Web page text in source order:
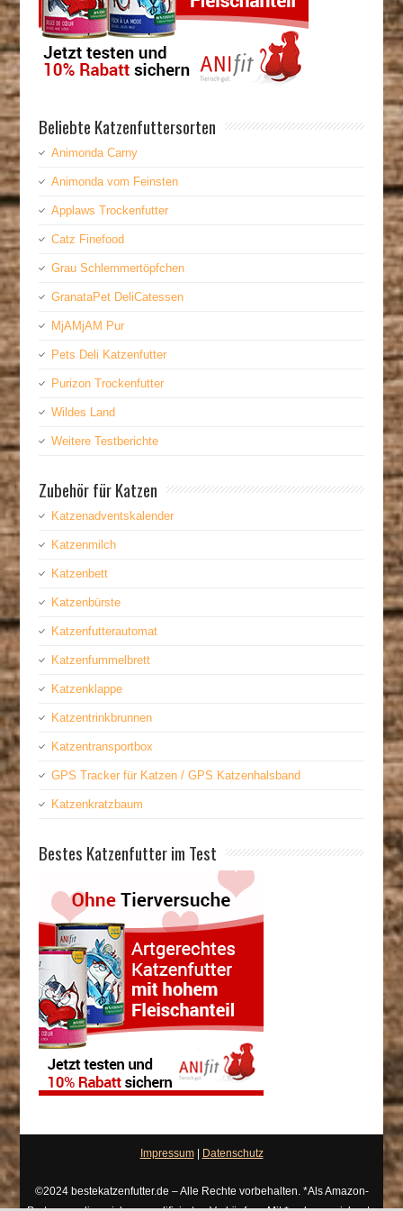
Beliebte Katzenfuttersorten
Animonda Carny
Animonda vom Feinsten
Applaws Trockenfutter
Catz Finefood
Grau Schlemmertöpfchen
GranataPet DeliCatessen
MjAMjAM Pur
Pets Deli Katzenfutter
Purizon Trockenfutter
Wildes Land
Weitere Testberichte
Zubehör für Katzen
Katzenadventskalender
Katzenmilch
Katzenbett
Katzenbürste
Katzenfutterautomat
Katzenfummelbrett
Katzenklappe
Katzentrinkbrunnen
Katzentransportbox
GPS Tracker für Katzen / GPS Katzenhalsband
Katzenkratzbaum
Bestes Katzenfutter im Test
Impressum| Datenschutz
©2024 bestekatzenfutter.de – Alle Rechte vorbehalten. *Als Amazon-